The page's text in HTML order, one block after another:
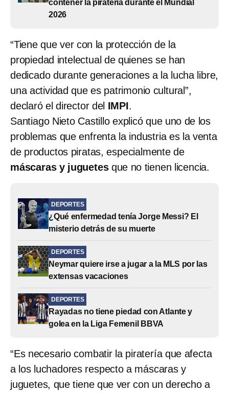
contener la piratería durante el Mundial
2026
“Tiene que ver con la protección de la
propiedad intelectual de quienes se han
dedicado durante generaciones a la lucha libre,
una actividad que es patrimonio cultural”,
declaró el director del IMPI.
Santiago Nieto Castillo explicó que uno de los
problemas que enfrenta la industria es la venta
de productos piratas, especialmente de
máscaras y juguetesque no tienen licencia.
DEPORTES
¿Qué enfermedad tenía Jorge Messi? El
misterio detrás de su muerte
DEPORTES
Neymar quiere irse a jugar a la MLS por las
extensas vacaciones
DEPORTES
Rayadas no tiene piedad con Atlante y
golea en la Liga Femenil BBVA
“Es necesario combatir la piratería que afecta
a los luchadores respecto a máscaras y
juguetes, que tiene que ver con un derecho a